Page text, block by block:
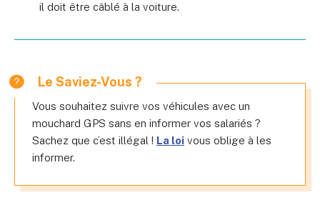
il doit être câblé à la voiture.
Le Saviez-Vous ?
Vous souhaitez suivre vos véhicules avec un
mouchard GPS sans en informer vos salariés ?
Sachez que c’est illégal ! La loi vous oblige à les
informer.